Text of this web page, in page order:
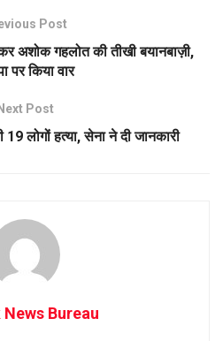
Post
अशोक गहलोत की तीखी बयानबाज़ी,
पर किया वार
Next Post
19 लोगों हत्या, सेना ने दी जानकारी
Bureau